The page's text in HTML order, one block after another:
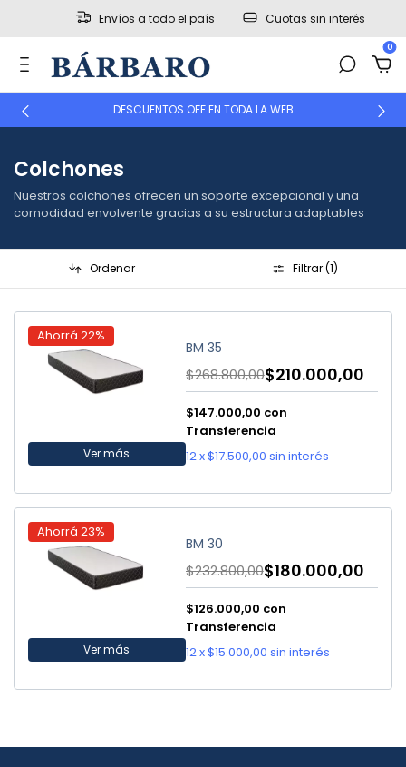
Envíos a todo el país Cuotas sin interés
0
DESCUENTOS OFF EN TODA LA WEB
Colchones
Nuestros colchones ofrecen un soporte excepcional y una
comodidad envolvente gracias a su estructura adaptables
Ordenar Filtrar (1)
Ahorrá 22%
Ver más
BM 35
$210.000,00
$268.800,00
$147.000,00 con
Transferencia
12x$17.500,00 sin interés
Ahorrá 23%
Ver más
BM 30
$180.000,00
$232.800,00
$126.000,00 con
Transferencia
12x$15.000,00 sin interés